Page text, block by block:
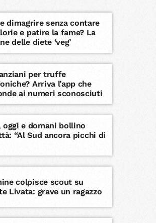
dimagrire senza contare
e patire la fame? La
delle diete ‘veg’
per truffe
Arriva l’app che
ai numeri sconosciuti
oggi e domani bollino
“Al Sud ancora picchi di
colpisce scout su
Livata: grave un ragazzo